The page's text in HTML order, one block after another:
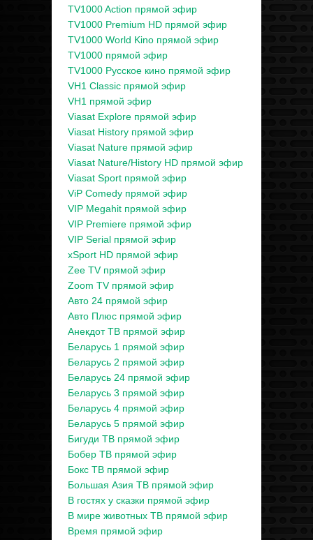
TV1000 Action прямой эфир
TV1000 Premium HD прямой эфир
TV1000 World Kino прямой эфир
TV1000 прямой эфир
TV1000 Русское кино прямой эфир
VH1 Classic прямой эфир
VH1 прямой эфир
Viasat Explore прямой эфир
Viasat History прямой эфир
Viasat Nature прямой эфир
Viasat Nature/History HD прямой эфир
Viasat Sport прямой эфир
ViP Comedy прямой эфир
VIP Megahit прямой эфир
VIP Premiere прямой эфир
VIP Serial прямой эфир
xSport HD прямой эфир
Zee TV прямой эфир
Zoom TV прямой эфир
Авто 24 прямой эфир
Авто Плюс прямой эфир
Анекдот ТВ прямой эфир
Беларусь 1 прямой эфир
Беларусь 2 прямой эфир
Беларусь 24 прямой эфир
Беларусь 3 прямой эфир
Беларусь 4 прямой эфир
Беларусь 5 прямой эфир
Бигуди ТВ прямой эфир
Бобер ТВ прямой эфир
Бокс ТВ прямой эфир
Большая Азия ТВ прямой эфир
В гостях у сказки прямой эфир
В мире животных ТВ прямой эфир
Время прямой эфир